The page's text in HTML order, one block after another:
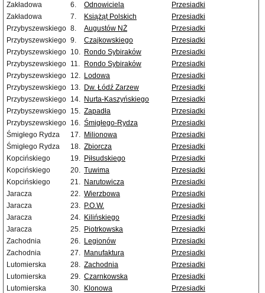
Zakładowa
6. Odnowiciela
Przesiadki
Zakładowa
7. Książąt Polskich
Przesiadki
Przybyszewskiego 8. Augustów NŻ
Przesiadki
Przybyszewskiego 9. Czajkowskiego
Przesiadki
Przybyszewskiego 10. Rondo Sybiraków
Przesiadki
Przybyszewskiego 11. Rondo Sybiraków
Przesiadki
Przybyszewskiego 12. Lodowa
Przesiadki
Przybyszewskiego 13. Dw. Łódź Zarzew
Przesiadki
Przybyszewskiego 14. Nurta-Kaszyńskiego
Przesiadki
Przybyszewskiego 15. Zapadła
Przesiadki
Przybyszewskiego 16. Śmigłego-Rydza
Przesiadki
Śmigłego Rydza
17. Milionowa
Przesiadki
Śmigłego Rydza
18. Zbiorcza
Przesiadki
Kopcińskiego
19. Piłsudskiego
Przesiadki
Kopcińskiego
20. Tuwima
Przesiadki
Kopcińskiego
21. Narutowicza
Przesiadki
Jaracza
22. Wierzbowa
Przesiadki
Jaracza
23. P.O.W.
Przesiadki
Jaracza
24. Kilińskiego
Przesiadki
Jaracza
25. Piotrkowska
Przesiadki
Zachodnia
26. Legionów
Przesiadki
Zachodnia
27. Manufaktura
Przesiadki
Lutomierska
28. Zachodnia
Przesiadki
Lutomierska
29. Czarnkowska
Przesiadki
Lutomierska
30. Klonowa Przesiadki